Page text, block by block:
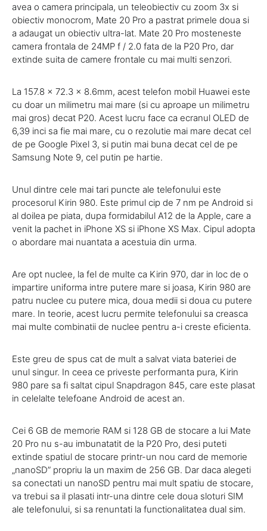
avea o camera principala, un teleobiectiv cu zoom 3x si
obiectiv monocrom, Mate 20 Pro a pastrat primele doua si
a adaugat un obiectiv ultra-lat. Mate 20 Pro mosteneste
camera frontala de 24MP f / 2.0 fata de la P20 Pro, dar
extinde suita de camere frontale cu mai multi senzori.
La 157.8 x 72.3 x 8.6mm, acest telefon mobil Huawei este
cu doar un milimetru mai mare (si cu aproape un milimetru
mai gros) decat P20. Acest lucru face ca ecranul OLED de
6,39 inci sa fie mai mare, cu o rezolutie mai mare decat cel
de pe Google Pixel 3, si putin mai buna decat cel de pe
Samsung Note 9, cel putin pe hartie.
Unul dintre cele mai tari puncte ale telefonului este
procesorul Kirin 980. Este primul cip de 7 nm pe Android si
al doilea pe piata, dupa formidabilul A12 de la Apple, care a
venit la pachet in iPhone XS si iPhone XS Max. Cipul adopta
o abordare mai nuantata a acestuia din urma.
Are opt nuclee, la fel de multe ca Kirin 970, dar in loc de o
impartire uniforma intre putere mare si joasa, Kirin 980 are
patru nuclee cu putere mica, doua medii si doua cu putere
mare. In teorie, acest lucru permite telefonului sa creasca
mai multe combinatii de nuclee pentru a-i creste eficienta.
Este greu de spus cat de mult a salvat viata bateriei de
unul singur. In ceea ce priveste performanta pura, Kirin
980 pare sa fi saltat cipul Snapdragon 845, care este plasat
in celelalte telefoane Android de acest an.
Cei 6 GB de memorie RAM si 128 GB de stocare a lui Mate
20 Pro nu s-au imbunatatit de la P20 Pro, desi puteti
extinde spatiul de stocare printr-un nou card de memorie
„nanoSD” propriu la un maxim de 256 GB. Dar daca alegeti
sa conectati un nanoSD pentru mai mult spatiu de stocare,
va trebui sa il plasati intr-una dintre cele doua sloturi SIM
ale telefonului, si sa renuntati la functionalitatea dual sim.